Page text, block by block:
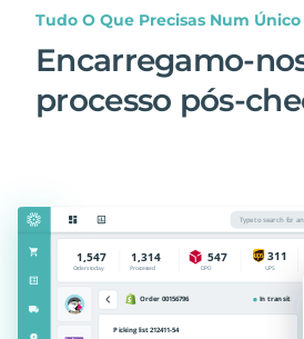
Tudo O Que Precisas Num
Encarregamo-
processo pós-